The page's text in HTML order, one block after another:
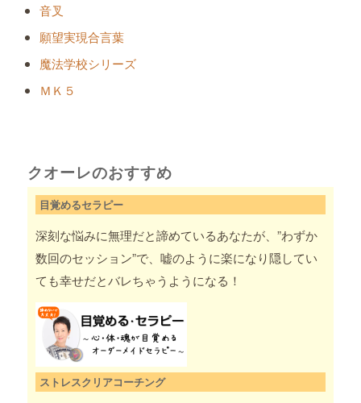
音叉
願望実現合言葉
魔法学校シリーズ
ＭＫ５
クオーレのおすすめ
目覚めるセラピー
深刻な悩みに無理だと諦めているあなたが、”わずか
数回のセッション”で、嘘のように楽になり隠してい
ても幸せだとバレちゃうようになる！
ストレスクリアコーチング